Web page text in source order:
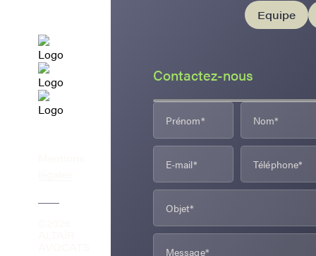
Equipe
Contactez-nous